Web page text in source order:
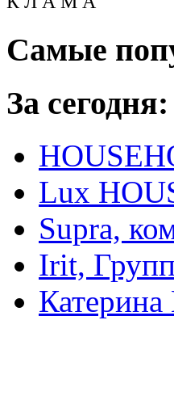
Самые
За сегодня:
Lux
Supra,
Irit,